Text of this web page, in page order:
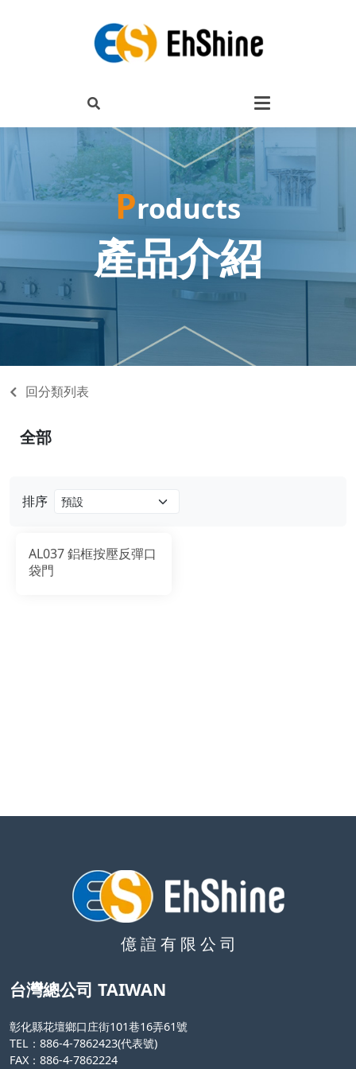
Products
產品介紹
回分類列表
排序
AL037 鋁框按壓反彈口
袋門
全部
億 諠 有 限 公 司
台灣總公司 TAIWAN
彰化縣花壇鄉口庄街101巷16弄61號
TEL：886-4-7862423(代表號)
FAX：886-4-7862224